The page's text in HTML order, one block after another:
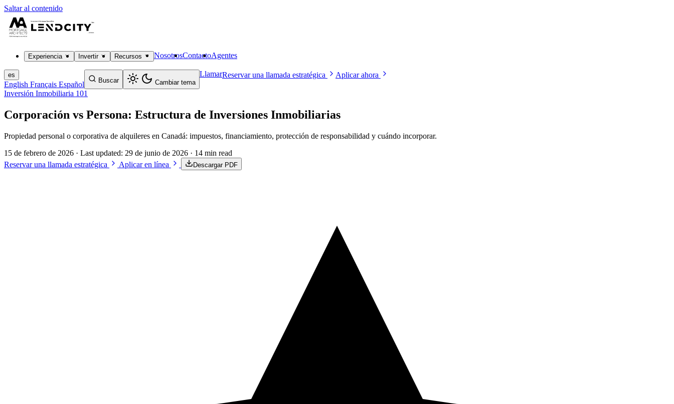
Saltar al contenido
Experiencia Invertir Recursos NosotrosContactoAgentes
es
English Français Español Buscar Cambiar tema
LlamarReservar una llamada estratégica Aplicar ahora
Inversión Inmobiliaria 101
Corporación vs Persona: Estructura de Inversiones Inmobiliarias
Propiedad personal o corporativa de alquileres en Canadá: impuestos, financiamiento, protección de responsabilidad y cuándo incorporar.
15 de febrero de 2026 · Last updated: 29 de junio de 2026 · 14 min read
Reservar una llamada estratégica
Aplicar en línea Descargar PDF